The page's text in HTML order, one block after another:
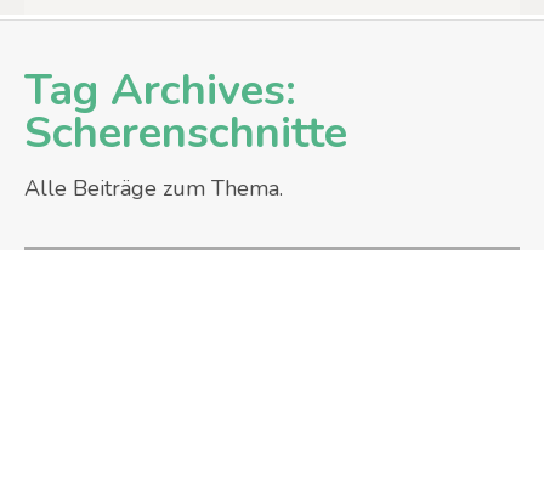
Tag Archives:
Scherenschnitte
Alle Beiträge zum Thema.